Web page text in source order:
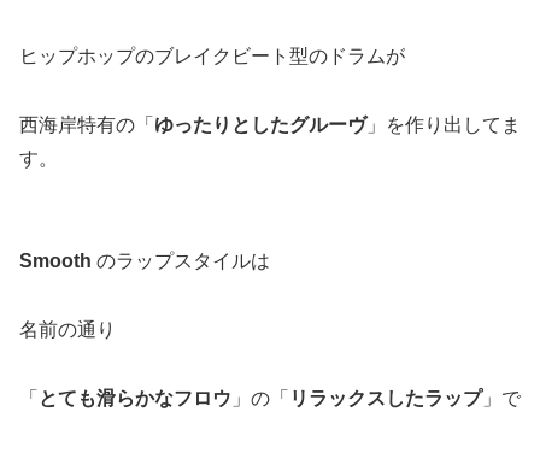
ヒップホップのブレイクビート型のドラムが
西海岸特有の「 ゆったりとしたグルーヴ」を作り出してま
す。
Smooth のラップスタイルは
名前の通り
「 とても滑らかなフロウ 」の「 リラックスしたラップ」で